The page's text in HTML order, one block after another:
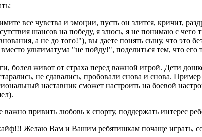
все чувства и эмоции, пусть он злится, кричит,
шансов на победу, я злюсь, я не понимаю с
а не до того!"), вы даете понять сыну, что это
ультиматума "не пойду!", поделиться тем, что его
болел живот от страха перед важной игрой. Дети
не сдавались, пробовали снова и снова.
наставник сможет настроить на боевой
привить любовь к спорту, поддержать интерес
Желаю Вам и Вашим ребятишкам почаще играть,